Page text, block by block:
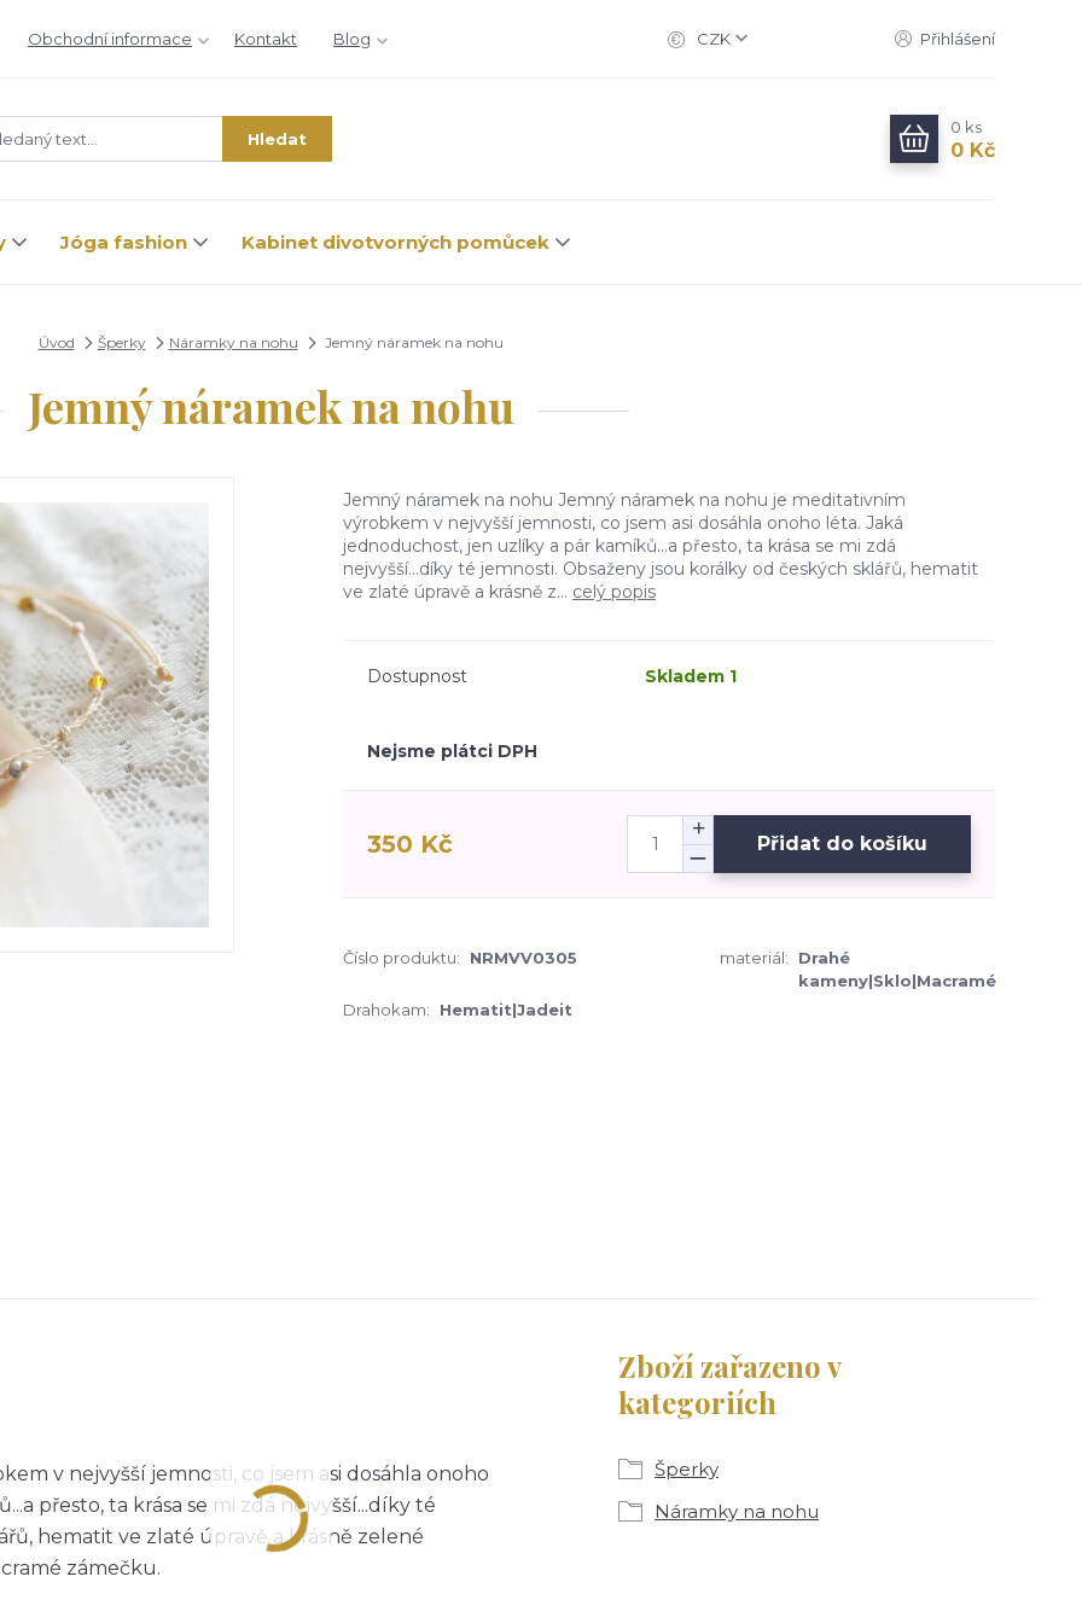
Obchodní informace Kontakt Blog CZK Přihlášení
Hledat
0 ks
0 Kč
Jóga fashion Kabinet divotvorných pomůcek
Úvod Šperky Náramky na nohu Jemný náramek na nohu
Jemný náramek na nohu
Jemný náramek na nohu Jemný náramek na nohu je meditativním
výrobkem v nejvyšší jemnosti, co jsem asi dosáhla onoho léta. Jaká
jednoduchost, jen uzlíky a pár kamíků...a přesto, ta krása se mi zdá
nejvyšší...díky té jemnosti. Obsaženy jsou korálky od českých sklářů, hematit
ve zlaté úpravě a krásně z... celý popis
Dostupnost Skladem 1
Nejsme plátci DPH
350 Kč Přidat do košíku
Číslo produktu: NRMVV0305 materiál:
Drahé
kameny|Sklo|Macramé
Drahokam:
Hematit|Jadeit
v nejvyšší jemnosti, co jsem asi dosáhla onoho
přesto, ta krása se mi zdá nejvyšší...díky té
hematit ve zlaté úpravě a krásně zelené
zámečku.
Zboží zařazeno v
kategoriích
Šperky
Náramky na nohu